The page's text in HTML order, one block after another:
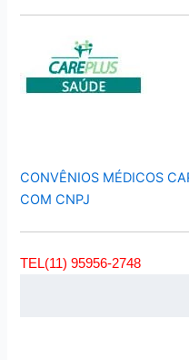
CONVÊNIOS MÉDICOS
COM CNPJ
TEL(11) 95956-2748